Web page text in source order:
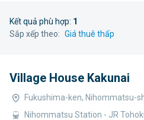
Kết quả phù hợp: 1
Sắp xếp theo:
Village House Kakunai
Fukushima-ken, Nihommatsu-
Nihommatsu Station - JR